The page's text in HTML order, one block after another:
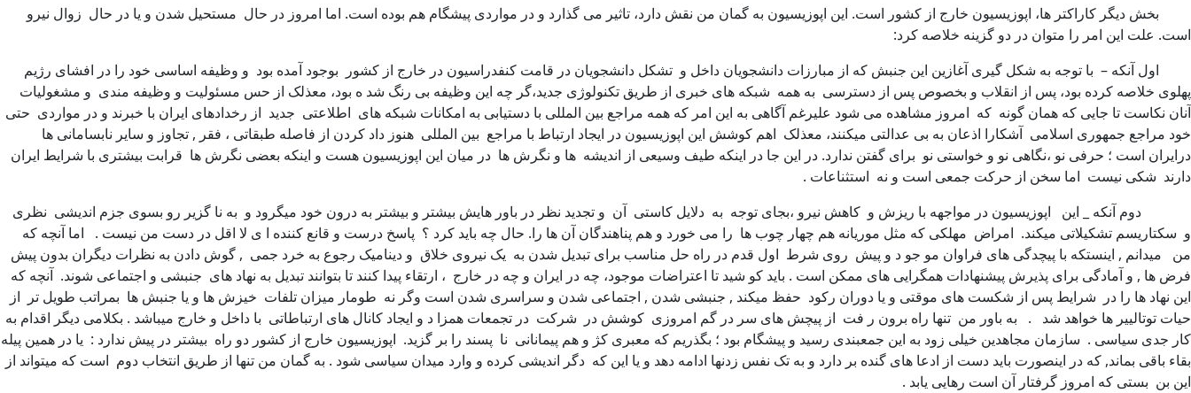
بخش دیگر کاراکتر ها، اپوزیسیون خارج از کشور است. این اپوزیسیون به گمان من نقش دارد، تاثیر می گذارد و در مواردی پیشگام هم بوده است. اما امروز در حال مستحیل شدن و یا در حال زوال نیرو
است. علت این امر را متوان در دو گزینه خلاصه کرد:
اول آنکه – با توجه به شکل گیری آغازین این جنبش که از مبارزات دانشجویان داخل و تشکل دانشجویان در قامت کنفدراسیون در خارج از کشور بوجود آمده بود و وظیفه اساسی خود را در افشای رژیم
پهلوی خلاصه کرده بود، پس از انقلاب و بخصوص پس از دسترسی به همه شبکه های خبری از طریق تکنولوژی جدید،گر چه این وظیفه بی رنگ شد ه بود، معذلک از حس مسئولیت و وظیفه مندی و مشغولیات
آنان نکاست تا جایی که همان گونه که امروز مشاهده می شود علیرغم آگاهی به این امر که همه مراجع بین المللی با دستیابی به امکانات شبکه های اطلاعتی جدید از رخدادهای ایران با خبرند و در مواردی حتی
خود مراجع جمهوری اسلامی آشکارا اذعان به بی عدالتی میکنند، معذلک اهم کوشش این اپوزیسیون در ایجاد ارتباط با مراجع بین المللی هنوز داد کردن از فاصله طبقاتی ، فقر , تجاوز و سایر نابسامانی ها
درایران است ؛ حرفی نو ،نگاهی نو و خواستی نو برای گفتن ندارد. در این جا در اینکه طیف وسیعی از اندیشه ها و نگرش ها در میان این اپوزیسیون هست و اینکه بعضی نگرش ها قرابت بیشتری با شرایط ایران
دارند شکی نیست اما سخن از حرکت جمعی است و نه استثناعات .
دوم آنکه _ این اپوزیسیون در مواجهه با ریزش و کاهش نیرو ،بجای توجه به دلایل کاستی آن و تجدید نظر در باور هایش بیشتر و بیشتر به درون خود میگرود و به نا گزیر رو بسوی جزم اندیشی نظری
و سکتاریسم تشکیلاتی میکند. امراض مهلکی که مثل موریانه هم چهار چوب ها را می خورد و هم پناهندگان آن ها را. حال چه باید کرد ؟ پاسخ درست و قانع کننده ا ی لا اقل در دست من نیست . اما آنچه که
من میدانم , اینستکه با پیچدگی های فراوان مو جو د و پیش روی شرط اول قدم در راه حل مناسب برای تبدیل شدن به یک نیروی خلاق و دینامیک رجوع به خرد جمی , گوش دادن به نظرات دیگران بدون پیش
فرض ها , و آمادگی برای پذیرش پیشنهادات همگرایی های ممکن است . باید کو شید تا اعتراضات موجود، چه در ایران و چه در خارج ، ارتقاء پیدا کنند تا بتوانند تبدیل به نهاد های جنبشی و اجتماعی شوند. آنچه که
این نهاد ها را در شرایط پس از شکست های موقتی و یا دوران رکود حفظ میکند , جنبشی شدن , اجتماعی شدن و سراسری شدن است وگر نه طومار میزان تلفات خیزش ها و یا جنبش ها بمراتب طویل تر از
حیات توتالییر ها خواهد شد . به باور من تنها راه برون ر فت از پیچش های سر در گم امروزی کوشش در شرکت در تجمعات همزا د و ایجاد کانال های ارتباطاتی با داخل و خارج میباشد . بکلامی دیگر اقدام به
کار جدی سیاسی . سازمان مجاهدین خیلی زود به این جمعبندی رسید و پیشگام بود ؛ بگذریم که معبری کژ و هم پیمانانی نا پسند را بر گزید. اپوزیسیون خارج از کشور دو راه بیشتر در پیش ندارد : یا در همین پیله
بقاء باقی بماند, که در اینصورت باید دست از ادعا های گنده بر دارد و به تک نفس زدنها ادامه دهد و یا این که دگر اندیشی کرده و وارد میدان سیاسی شود . به گمان من تنها از طریق انتخاب دوم است که میتواند از
این بن بستی که امروز گرفتار آن است رهایی یابد .